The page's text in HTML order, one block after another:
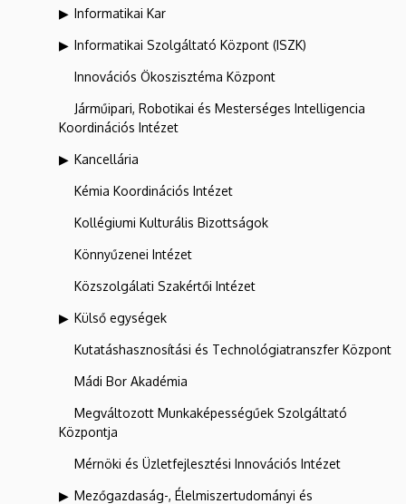
Informatikai Kar
Informatikai Szolgáltató Központ (ISZK)
Innovációs Ökoszisztéma Központ
Járműipari, Robotikai és Mesterséges Intelligencia
Koordinációs Intézet
Kancellária
Kémia Koordinációs Intézet
Kollégiumi Kulturális Bizottságok
Könnyűzenei Intézet
Közszolgálati Szakértői Intézet
Külső egységek
Kutatáshasznosítási és Technológiatranszfer Központ
Mádi Bor Akadémia
Megváltozott Munkaképességűek Szolgáltató
Központja
Mérnöki és Üzletfejlesztési Innovációs Intézet
Mezőgazdaság-, Élelmiszertudományi és